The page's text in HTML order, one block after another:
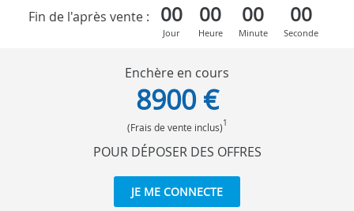
Fin de l'après vente :
00
Jour
00
Heure
00
Minute
00
Seconde
Enchère en cours
8900 €
(Frais de vente inclus)1
POUR DÉPOSER DES OFFRES
JE ME CONNECTE